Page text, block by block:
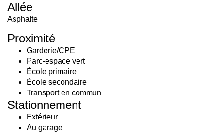
Allée
Asphalte
Proximité
Garderie/CPE
Parc-espace vert
École primaire
École secondaire
Transport en commun
Stationnement
Extérieur
Au garage